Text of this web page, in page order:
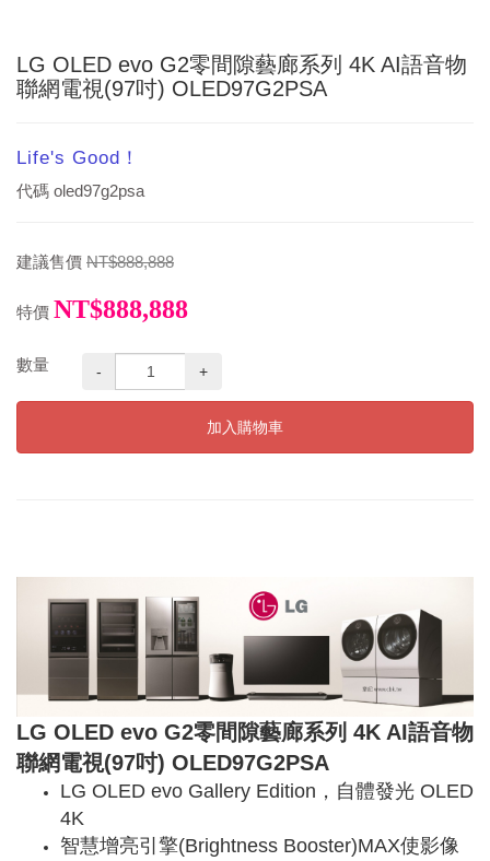
LG OLED evo G2零間隙藝廊系列 4K AI語音物
聯網電視(97吋) OLED97G2PSA
Life's Good！
代碼 oled97g2psa
建議售價 NT$888,888
特價 NT$888,888
數量 - +
加入購物車
LG OLED evo G2零間隙藝廊系列 4K AI語音物
聯網電視(97吋) OLED97G2PSA
LG OLED evo Gallery Edition，自體發光 OLED
4K
智慧增亮引擎(Brightness Booster)MAX使影像